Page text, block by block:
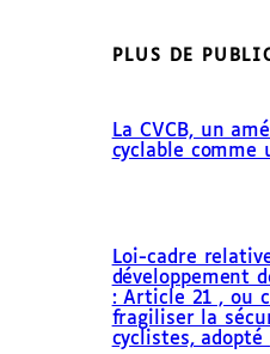
PLUS DE
La CVCB, un
cyclable comme
Loi-cadre
développement
: Article 21 , ou
fragiliser la
cyclistes,